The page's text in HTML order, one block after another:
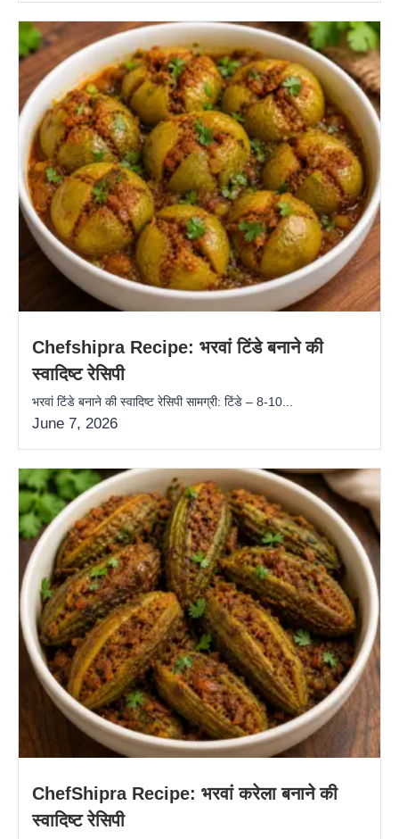
Chefshipra Recipe: भरवां टिंडे बनाने की
स्वादिष्ट रेसिपी
भरवां टिंडे बनाने की स्वादिष्ट रेसिपी सामग्री: टिंडे – 8-10...
June 7, 2026
ChefShipra Recipe: भरवां करेला बनाने की
स्वादिष्ट रेसिपी